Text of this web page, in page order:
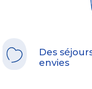
Des
envies